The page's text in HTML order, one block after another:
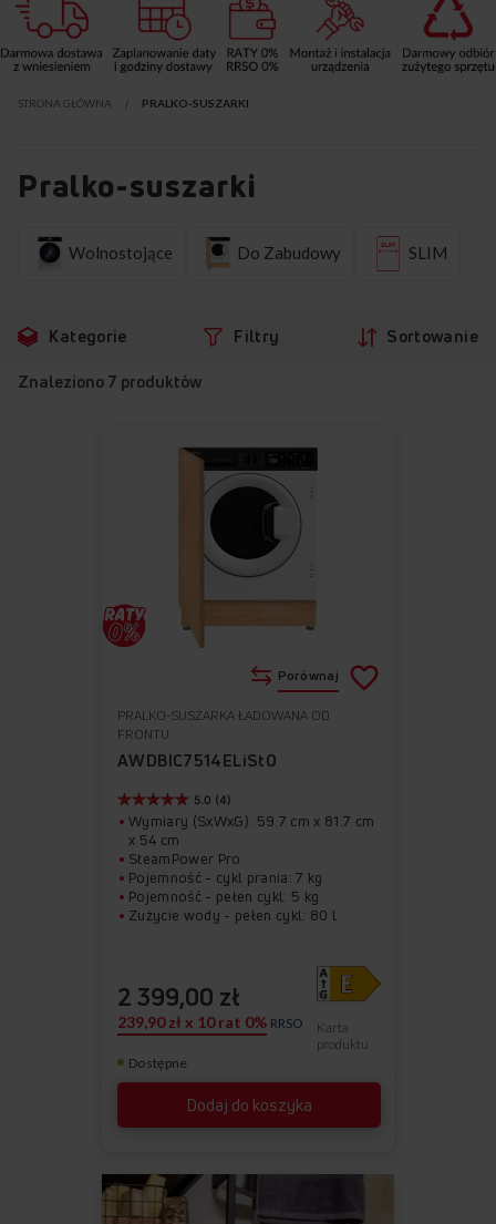
STRONA GŁÓWNA PRALKO-SUSZARKI
Pralko-suszarki
Wolnostojące Do Zabudowy SLIM
Kategorie Filtry Sortowanie
Znaleziono 7 produktów
PRALKO-SUSZARKA ŁADOWANA OD
FRONTU
AWDBIC7514ELiStO
Dodaj do koszyka
5.0 (4)
Wymiary (SxWxG): 59.7 cm x 81.7 cm
x 54 cm
SteamPower Pro
Pojemność - cykl prania: 7 kg
Pojemność - pełen cykl: 5 kg
Zużycie wody - pełen cykl: 80 l
Karta
produktu
2 399,00 zł
239,90 zł x 10 rat 0% RRSO
Dostępne
Porównaj
Przejdź